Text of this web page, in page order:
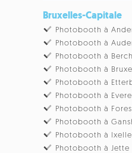
Bruxelles-Capitale
Photobooth à
Photobooth à
Photobooth à
Photobooth à
Photobooth à
Photobooth à Evere
Photobooth à
Photobooth à
Photobooth à
Photobooth à Jette